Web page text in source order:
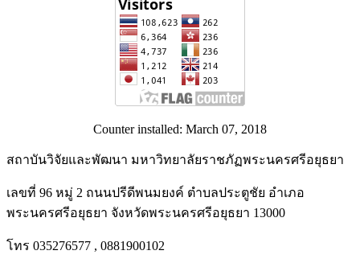
Counter installed: March 07, 2018
สถาบันวิจัยและพัฒนา มหาวิทยาลัยราชภัฏพระนครศรีอยุธยา
เลขที่ 96 หมู่ 2 ถนนปรีดีพนมยงค์ ตำบลประตูชัย อำเภอ
พระนครศรีอยุธยา จังหวัดพระนครศรีอยุธยา 13000
โทร 035276577 , 0881900102